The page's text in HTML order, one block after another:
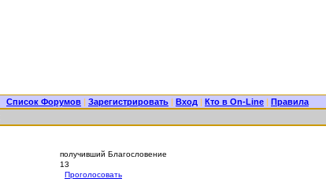
Список Форумов | Зарегистрировать | Вход | Кто в On-Line | Правила
получивший Благословение
13
Проголосовать